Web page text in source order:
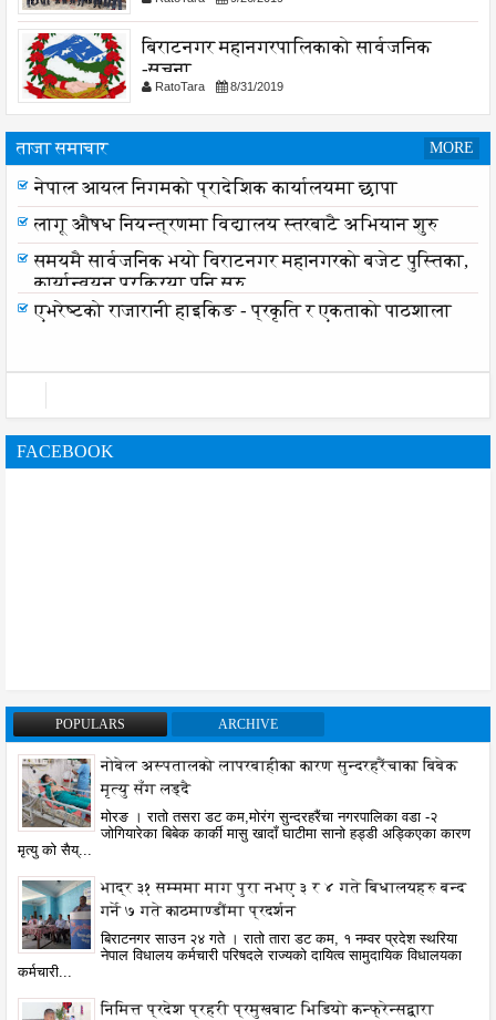
बिराटनगर महानगरपालिकाको सार्वजनिक
-सुचना
RatoTara 8/31/2019
ताजा समाचार MORE
नेपाल आयल निगमको प्रादेशिक कार्यालयमा छापा
लागू औषध नियन्त्रणमा विद्यालय स्तरबाटै अभियान शुरु
समयमै सार्वजनिक भयो विराटनगर महानगरको बजेट पुस्तिका,
कार्यान्वयन प्रक्रिया पनि सुरु
एभरेष्टको राजारानी हाइकिङ - प्रकृति र एकताको पाठशाला
FACEBOOK
POPULARS ARCHIVE
नोबेल अस्पतालको लापरबाहीका कारण सुन्दरहरैंचाका बिबेक
मृत्यु सँग लड्दै
मोरङ । रातो तसरा डट कम,मोरंग सुन्दरहरैंचा नगरपालिका वडा -२
जोगियारेका बिबेक कार्की मासु खादाँ घाटीमा सानो हड्डी अड्किएका कारण
मृत्यु को सैय्...
भाद्र ३१ सम्ममा माग पुरा नभए ३ र ४ गते बिधालयहरु बन्द
गर्ने ७ गते काठमाण्डौंमा प्रदर्शन
बिराटनगर साउन २४ गते । रातो तारा डट कम, १ नम्वर प्रदेश स्थरिया
नेपाल विधालय कर्मचारी परिषदले राज्यको दायित्व सामुदायिक विधालयका
कर्मचारी...
निमित्त प्रदेश प्रहरी प्रमुखबाट भिडियो कन्फ्रेन्सद्वारा